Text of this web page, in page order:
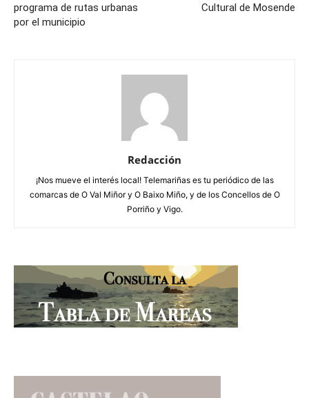
programa de rutas urbanas
por el municipio
Cultural de Mosende
Redacción
¡Nos mueve el interés local! Telemariñas es tu periódico de las
comarcas de O Val Miñor y O Baixo Miño, y de los Concellos de O
Porriño y Vigo.